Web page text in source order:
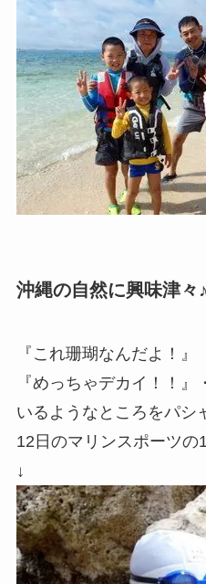
沖縄の自然に興味津々♪
『これ珊瑚なんだよ！』
『めっちゃデカイ！！
いるようなところをパシ
12日のマリンスポーツの
↓